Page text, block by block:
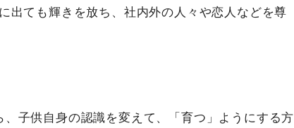
出ても輝きを放ち、社内外の人々や恋人などを尊
子供自身の認識を変えて、「育つ」ようにする方